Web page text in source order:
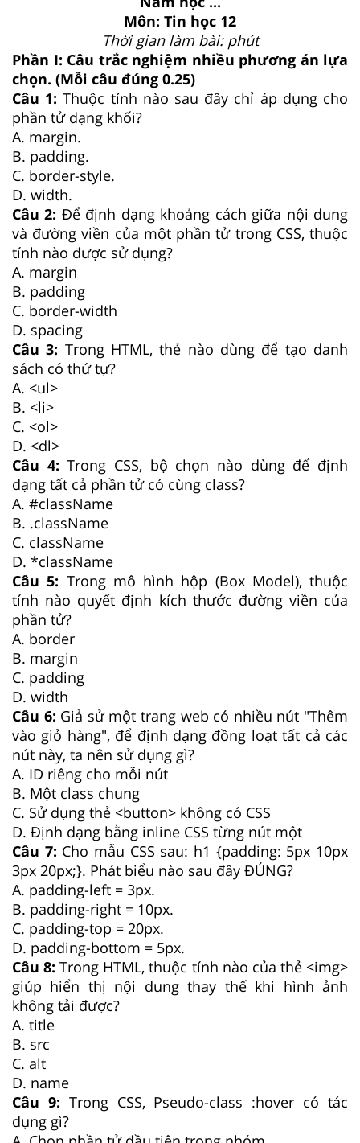
Môn: Tin học 12
Thời gian làm bài: phút
Phần I: Câu trắc nghiệm nhiều phương án lựa
chọn. (Mỗi câu đúng 0.25)
Câu 1: Thuộc tính nào sau đây chỉ áp dụng cho
phần tử dạng khối?
A. margin.
B. padding.
C. border-style.
D. width.
Câu 2: Để định dạng khoảng cách giữa nội dung
và đường viền của một phần tử trong CSS, thuộc
tính nào được sử dụng?
A. margin
B. padding
C. border-width
D. spacing
Câu 3: Trong HTML, thẻ nào dùng để tạo danh
sách có thứ tự?
A. <ul>
B. <li>
C. <ol>
D. <dl>
Câu 4: Trong CSS, bộ chọn nào dùng để định
dạng tất cả phần tử có cùng class?
A. #className
B. .className
C. className
D. *className
Câu 5: Trong mô hình hộp (Box Model), thuộc
tính nào quyết định kích thước đường viền của
phần tử?
A. border
B. margin
C. padding
D. width
Câu 6: Giả sử một trang web có nhiều nút "Thêm
vào giỏ hàng", để định dạng đồng loạt tất cả các
nút này, ta nên sử dụng gì?
A. ID riêng cho mỗi nút
B. Một class chung
C. Sử dụng thẻ <button> không có CSS
D. Định dạng bằng inline CSS từng nút một
Câu 7: Cho mẫu CSS sau: h1 {padding: 5px 10px
3px 20px;}. Phát biểu nào sau đây ĐÚNG?
A. padding-left = 3px.
B. padding-right = 10px.
C. padding-top = 20px.
D. padding-bottom = 5px.
Câu 8: Trong HTML, thuộc tính nào của thẻ <img>
giúp hiển thị nội dung thay thế khi hình ảnh
không tải được?
A. title
B. src
C. alt
D. name
Câu 9: Trong CSS, Pseudo-class :hover có tác
dụng gì?